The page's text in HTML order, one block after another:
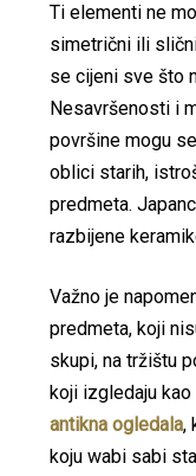
Ti elementi ne
simetrični ili
se cijeni sve što
Nesavršenosti i
površine mogu
oblici starih,
predmeta.
razbijene
Važno je
predmeta, koji
skupi, na tržištu
koji izgledaju
antikna ogledala,
koju wabi sabi